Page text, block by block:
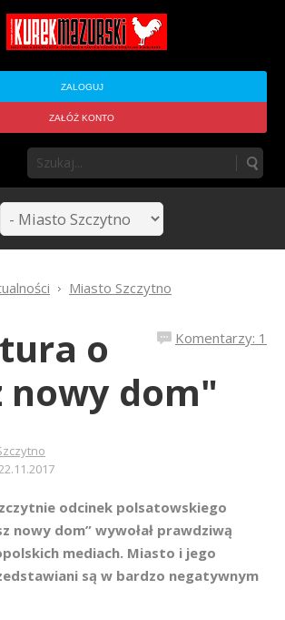
ZALOGUJ
ZAŁÓŻ KONTO
Miasto Szczytno
Komentarzy: 1
o
nowy dom"
odcinek polsatowskiego
nowy dom” wywołał prawdziwą
mediach. Miasto i jego
są w bardzo negatywnym